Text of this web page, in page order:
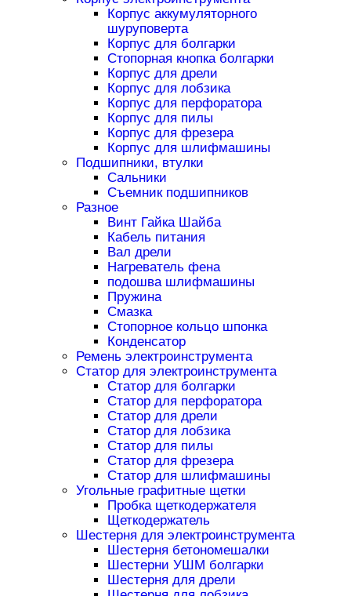
Корпус аккумуляторного
шуруповерта
Корпус для болгарки
Стопорная кнопка болгарки
Корпус для дрели
Корпус для лобзика
Корпус для перфоратора
Корпус для пилы
Корпус для фрезера
Корпус для шлифмашины
Подшипники, втулки
Сальники
Съемник подшипников
Разное
Винт Гайка Шайба
Кабель питания
Вал дрели
Нагреватель фена
подошва шлифмашины
Пружина
Смазка
Стопорное кольцо шпонка
Конденсатор
Ремень электроинструмента
Статор для электроинструмента
Статор для болгарки
Статор для перфоратора
Статор для дрели
Статор для лобзика
Статор для пилы
Статор для фрезера
Статор для шлифмашины
Угольные графитные щетки
Пробка щеткодержателя
Щеткодержатель
Шестерня для электроинструмента
Шестерня бетономешалки
Шестерни УШМ болгарки
Шестерня для дрели